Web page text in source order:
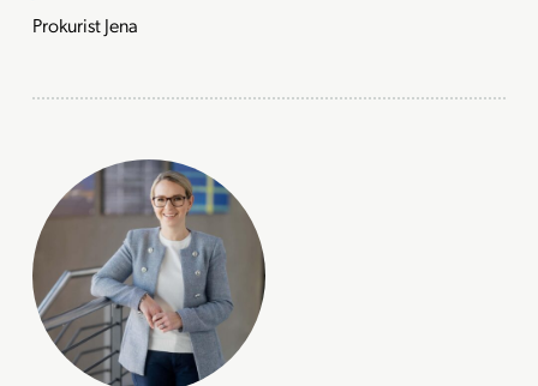
Prokurist Jena